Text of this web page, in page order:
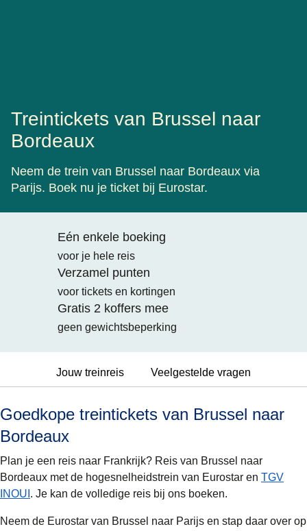
Treintickets van Brussel naar
Bordeaux
Neem de trein van Brussel naar Bordeaux via
Parijs. Boek nu je ticket bij Eurostar.
Eén enkele boeking
voor je hele reis
Verzamel punten
voor tickets en kortingen
Gratis 2 koffers mee
geen gewichtsbeperking
Jouw treinreis Veelgestelde vragen
Goedkope treintickets van Brussel naar
Bordeaux
Plan je een reis naar Frankrijk? Reis van Brussel naar
Bordeaux met de hogesnelheidstrein van Eurostar en TGV
INOUI . Je kan de volledige reis bij ons boeken.
Neem de Eurostar van Brussel naar Parijs en stap daar over op